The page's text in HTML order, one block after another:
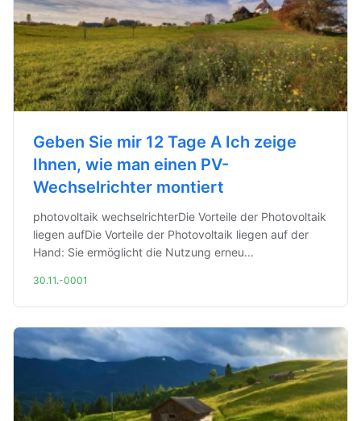
Geben Sie mir 12 Tage A Ich zeige
Ihnen, wie man einen PV-
Wechselrichter montiert
photovoltaik wechselrichterDie Vorteile der Photovoltaik
liegen aufDie Vorteile der Photovoltaik liegen auf der
Hand: Sie ermöglicht die Nutzung erneu...
30.11.-0001